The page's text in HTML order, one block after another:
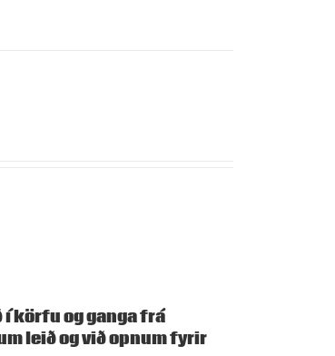
körfu og ganga frá
leið og við opnum fyrir